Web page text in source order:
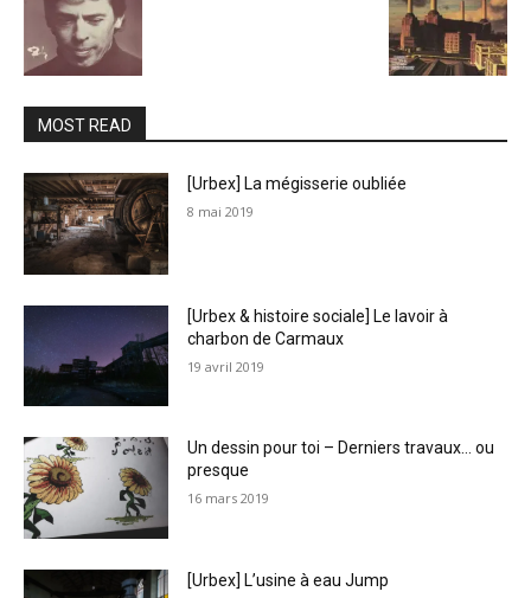
MOST READ
[Urbex] La mégisserie oubliée
8 mai 2019
[Urbex & histoire sociale] Le lavoir à
charbon de Carmaux
19 avril 2019
Un dessin pour toi – Derniers travaux… ou
presque
16 mars 2019
[Urbex] L’usine à eau Jump